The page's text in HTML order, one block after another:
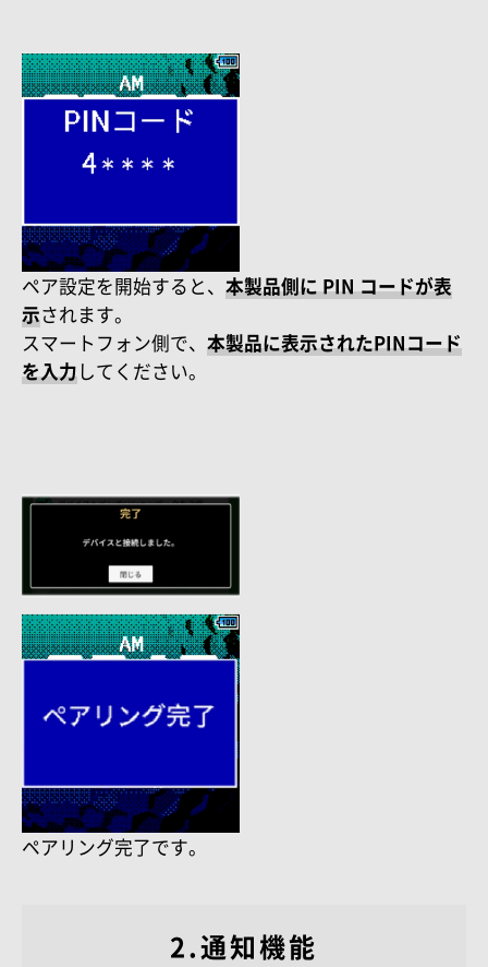
ペア設定を開始すると、 本製品側に PIN コードが表
示されます。
スマートフォン側で、 本製品に表示されたPINコード
を入力してください。
ペアリング完了です。
2.通知機能